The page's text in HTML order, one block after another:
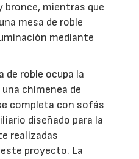
bronce, mientras que
mesa de roble
mediante
de roble ocupa la
chimenea de
completa con sofás
diseñado para la
realizadas
proyecto. La